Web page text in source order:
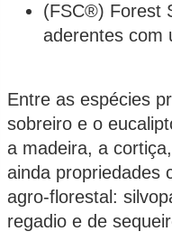
(FSC®) Forest
aderentes com
Entre as espécies
sobreiro e o
a madeira, a
ainda propriedades
agro-florestal:
regadio e de